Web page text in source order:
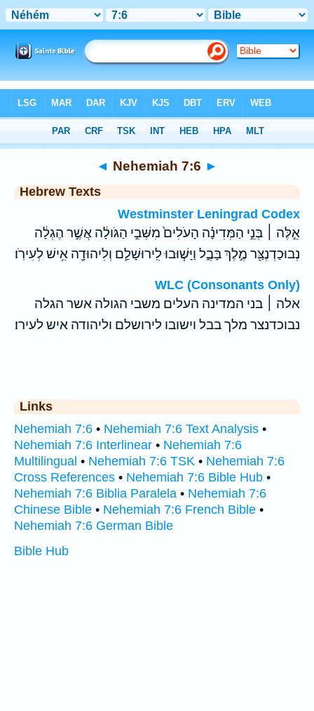
> Nehemiah 7:6
◄ Nehemiah 7:6 ►
Hebrew Texts
Westminster Leningrad Codex
אֵ֣לֶּה ׀ בְּנֵ֣י הַמְּדִינָ֗ה הָעֹלִים֙ מִשְּׁבִ֣י הַגֹּולָ֔ה אֲשֶׁ֣ר הֶגְלָ֔ה
נְבוּכַדְנֶצַּ֖ר מֶ֣לֶךְ בָּבֶ֑ל וַיָּשׁ֧וּבוּ לִֽירוּשָׁלִַ֛ם וְלִיהוּדָ֖ה אִ֥ישׁ לְעִירֹֽו׃
WLC (Consonants Only)
אלה ׀ בני המדינה העלים משבי הגולה אשר הגלה
נבוכדנצר מלך בבל וישובו לירושלם וליהודה איש לעירו׃
Links
Nehemiah 7:6 • Nehemiah 7:6 Text Analysis •
Nehemiah 7:6 Interlinear • Nehemiah 7:6
Multilingual • Nehemiah 7:6 TSK • Nehemiah 7:6
Cross References • Nehemiah 7:6 Bible Hub •
Nehemiah 7:6 Biblia Paralela • Nehemiah 7:6
Chinese Bible • Nehemiah 7:6 French Bible •
Nehemiah 7:6 German Bible
Bible Hub